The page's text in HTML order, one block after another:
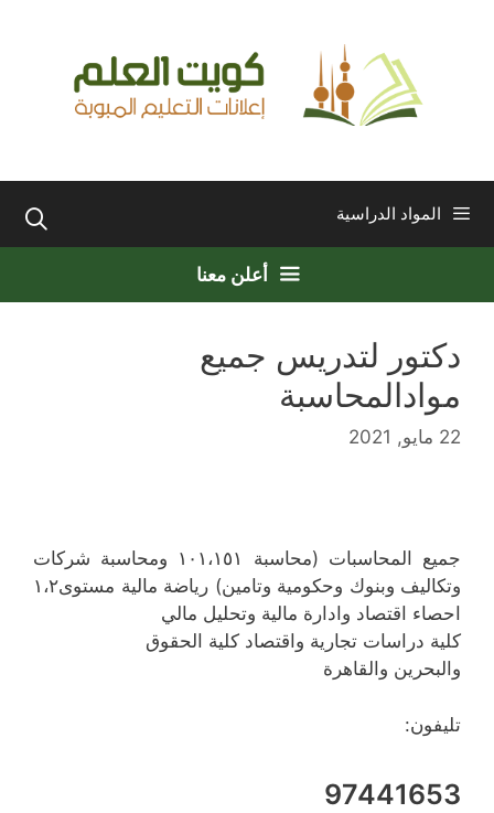
المواد الدراسية
أعلن معنا
دكتور لتدريس جميع
موادالمحاسبة
22 مايو, 2021
جميع المحاسبات (محاسبة ١٠١،١٥١ ومحاسبة شركات
وتكاليف وبنوك وحكومية وتامين) رياضة مالية مستوى١،٢
احصاء اقتصاد وادارة مالية وتحليل مالي
كلية دراسات تجارية واقتصاد كلية الحقوق
والبحرين والقاهرة
تليفون:
97441653